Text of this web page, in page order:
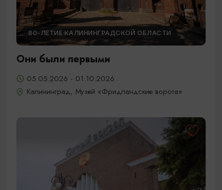
80-ЛЕТИЕ КАЛИНИНГРАДСКОЙ ОБЛАСТИ
Они были первыми
05.05.2026 - 01.10.2026
Калининград, Музей «Фридландские ворота»